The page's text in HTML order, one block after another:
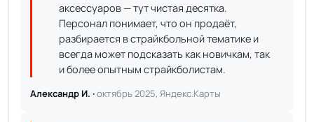
аксессуаров — тут чистая десятка.
Персонал понимает, что он продаёт,
разбирается в страйкбольной тематике и
всегда может подсказать как новичкам, так
и более опытным страйкболистам.
Александр И. ·октябрь 2025, Яндекс.Карты